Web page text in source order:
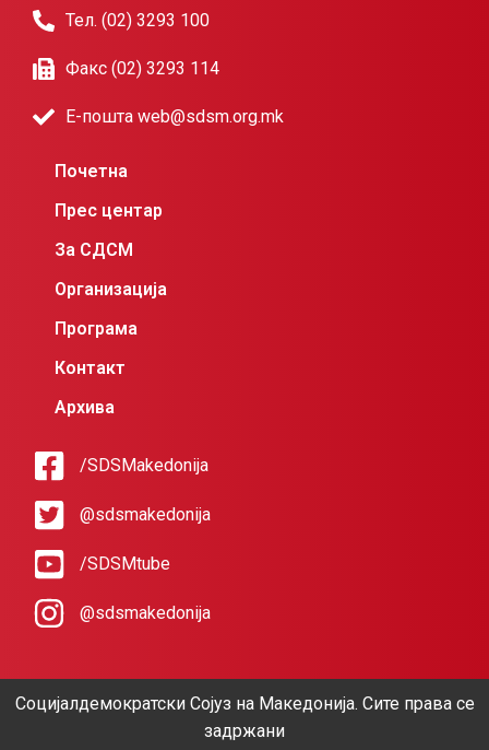
Тел. (02) 3293 100
Факс (02) 3293 114
Е-пошта web@sdsm.org.mk
Почетна
Прес центар
За СДСМ
Организација
Програма
Контакт
Архива
/SDSMakedonija
@sdsmakedonija
/SDSMtube
@sdsmakedonija
Социјалдемократски Сојуз на Македонија. Сите права се
задржани